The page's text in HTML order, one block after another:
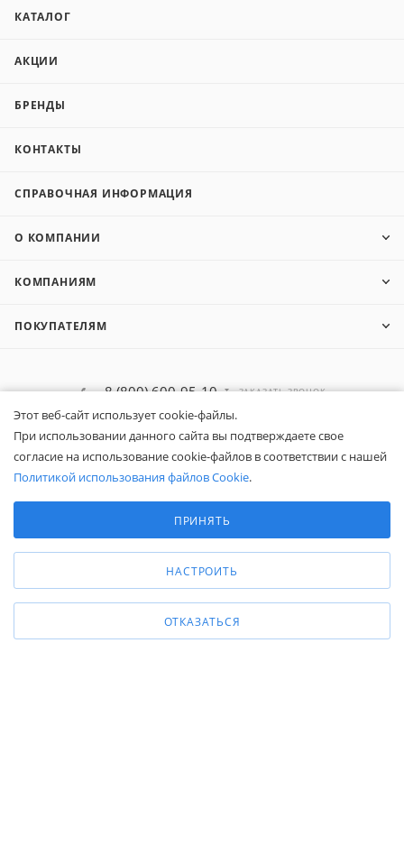
КАТАЛОГ
АКЦИИ
БРЕНДЫ
КОНТАКТЫ
СПРАВОЧНАЯ ИНФОРМАЦИЯ
О КОМПАНИИ
КОМПАНИЯМ
ПОКУПАТЕЛЯМ
8 (800) 600-95-10 ЗАКАЗАТЬ ЗВОНОК
zakaz@belapex.ru
г. Москва, ул. Промышленная, д. 11
Этот веб-сайт использует cookie-файлы.
При использовании данного сайта вы подтверждаете свое
согласие на использование cookie-файлов в соответствии с нашей
Политикой использования файлов Cookie.
Аналитические/Функциональные
ПРИНЯТЬ
НАСТРОИТЬ
ОТКАЗАТЬСЯ